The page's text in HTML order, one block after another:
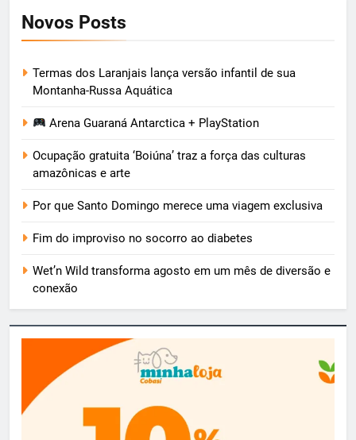
Novos Posts
Termas dos Laranjais lança versão infantil de sua
Montanha-Russa Aquática
Arena Guaraná Antarctica + PlayStation
Ocupação gratuita ‘Boiúna’ traz a força das culturas
amazônicas e arte
Por que Santo Domingo merece uma viagem exclusiva
Fim do improviso no socorro ao diabetes
Wet’n Wild transforma agosto em um mês de diversão e
conexão